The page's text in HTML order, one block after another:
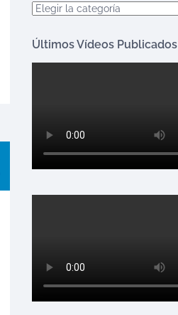
Categorías
Últimos Vídeos Publicados